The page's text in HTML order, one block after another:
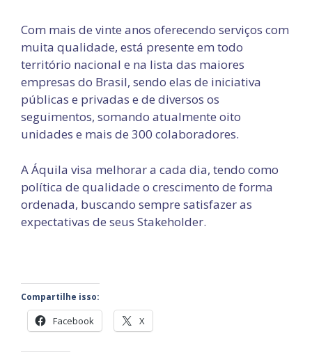
Com mais de vinte anos oferecendo serviços com
muita qualidade, está presente em todo
território nacional e na lista das maiores
empresas do Brasil, sendo elas de iniciativa
públicas e privadas e de diversos os
seguimentos, somando atualmente oito
unidades e mais de 300 colaboradores.
A Áquila visa melhorar a cada dia, tendo como
política de qualidade o crescimento de forma
ordenada, buscando sempre satisfazer as
expectativas de seus Stakeholder.
Compartilhe isso:
Facebook X